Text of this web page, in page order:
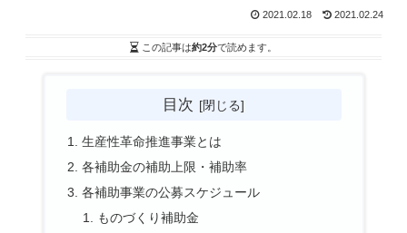
2021.02.18 2021.02.24
この記事は約2分で読めます。
目次
生産性革命推進事業とは
各補助金の補助上限・補助率
各補助事業の公募スケジュール
ものづくり補助金